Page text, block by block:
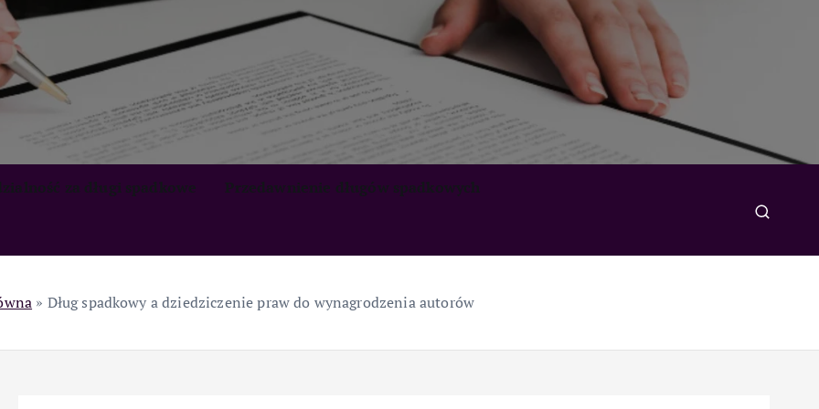
» Dług spadkowy a dziedziczenie praw do wynagrodzenia autorów